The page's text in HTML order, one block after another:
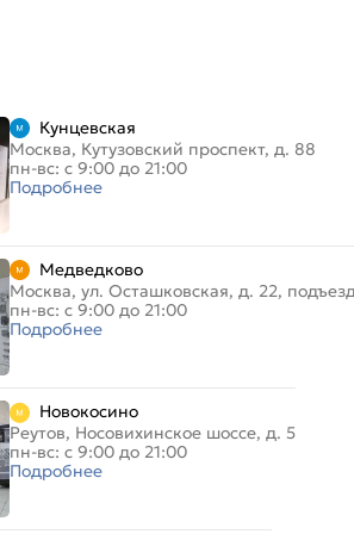
Кунцевская
Москва, Кутузовский проспект, д. 88
пн-вс: с 9:00 до 21:00
Подробнее
Медведково
Москва, ул. Осташковская, д. 22,
пн-вс: с 9:00 до 21:00
Подробнее
Новокосино
Реутов, Носовихинское шоссе, д. 5
пн-вс: с 9:00 до 21:00
Подробнее